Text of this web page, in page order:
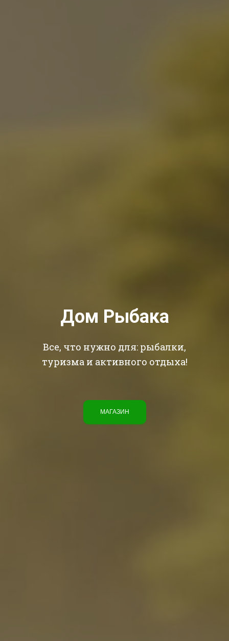
Дом Рыбака
Все, что нужно для: рыбалки,
туризма и активного отдыха!
МАГАЗИН